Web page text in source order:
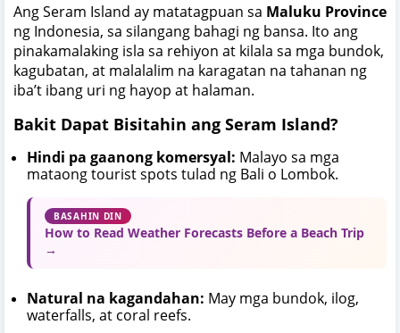
Ang Seram Island ay matatagpuan sa Maluku Province
ng Indonesia, sa silangang bahagi ng bansa. Ito ang
pinakamalaking isla sa rehiyon at kilala sa mga bundok,
kagubatan, at malalalim na karagatan na tahanan ng
iba’t ibang uri ng hayop at halaman.
Bakit Dapat Bisitahin ang Seram Island?
Hindi pa gaanong komersyal: Malayo sa mga
mataong tourist spots tulad ng Bali o Lombok.
BASAHIN DIN
How to Read Weather Forecasts Before a Beach Trip
→
Natural na kagandahan: May mga bundok, ilog,
waterfalls, at coral reefs.